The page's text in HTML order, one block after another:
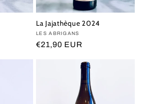
La Jajathèque 2024
Vendor:
LES ABRIGANS
Regular
€21,90 EUR